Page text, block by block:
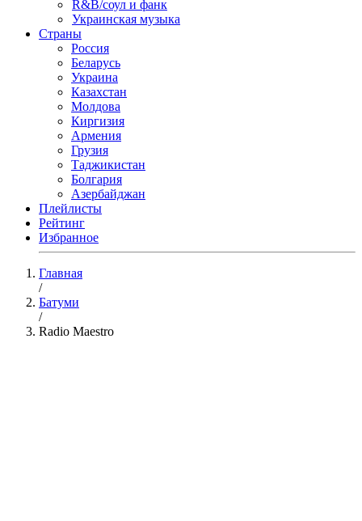
R&B/cоул и фанк
Украинская музыка
Страны
Россия
Беларусь
Украина
Казахстан
Молдова
Киргизия
Армения
Грузия
Таджикистан
Болгария
Азербайджан
Плейлисты
Рейтинг
Избранное
Главная
/
Батуми
/
Radio Maestro